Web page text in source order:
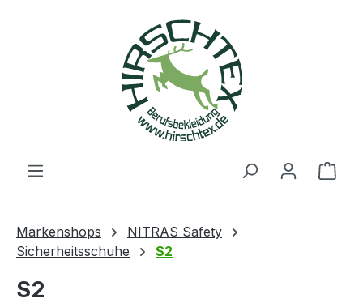
Markenshops
NITRAS Safety
Sicherheitsschuhe
S2
S2